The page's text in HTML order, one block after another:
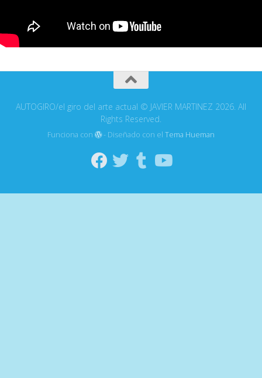
AUTOGIRO/el giro del arte actual © JAVIER MARTINEZ 2026. All
Rights Reserved.
Funciona con - Diseñado con elTema Hueman